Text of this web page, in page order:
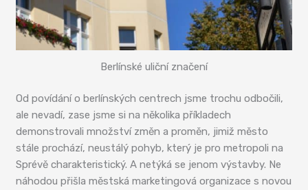
Berlínské uliční značení
Od povídání o berlínských centrech jsme trochu odbočili,
ale nevadí, zase jsme si na několika příkladech
demonstrovali množství změn a proměn, jimiž město
stále prochází, neustálý pohyb, který je pro metropoli na
Sprévě charakteristický. A netýká se jenom výstavby. Ne
náhodou přišla městská marketingová organizace s novou